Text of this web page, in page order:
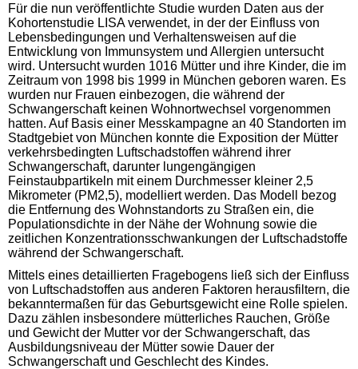
Für die nun veröffentlichte Studie wurden Daten aus der
Kohortenstudie LISA verwendet, in der der Einfluss von
Lebensbedingungen und Verhaltensweisen auf die
Entwicklung von Immunsystem und Allergien untersucht
wird. Untersucht wurden 1016 Mütter und ihre Kinder, die im
Zeitraum von 1998 bis 1999 in München geboren waren. Es
wurden nur Frauen einbezogen, die während der
Schwangerschaft keinen Wohnortwechsel vorgenommen
hatten. Auf Basis einer Messkampagne an 40 Standorten im
Stadtgebiet von München konnte die Exposition der Mütter
verkehrsbedingten Luftschadstoffen während ihrer
Schwangerschaft, darunter lungengängigen
Feinstaubpartikeln mit einem Durchmesser kleiner 2,5
Mikrometer (PM2,5), modelliert werden. Das Modell bezog
die Entfernung des Wohnstandorts zu Straßen ein, die
Populationsdichte in der Nähe der Wohnung sowie die
zeitlichen Konzentrationsschwankungen der Luftschadstoffe
während der Schwangerschaft.
Mittels eines detaillierten Fragebogens ließ sich der Einfluss
von Luftschadstoffen aus anderen Faktoren herausfiltern, die
bekanntermaßen für das Geburtsgewicht eine Rolle spielen.
Dazu zählen insbesondere mütterliches Rauchen, Größe
und Gewicht der Mutter vor der Schwangerschaft, das
Ausbildungsniveau der Mütter sowie Dauer der
Schwangerschaft und Geschlecht des Kindes.